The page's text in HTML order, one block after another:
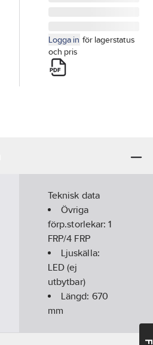
Logga in för lagerstatus
och pris
Teknisk data
Övriga
förp.storlekar:1
FRP/4 FRP
Ljuskälla:
LED (ej
utbytbar)
Längd: 670
mm